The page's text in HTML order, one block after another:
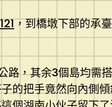
，到橋墩下部的承
路，其余3個島均需
的把手竟然向內側